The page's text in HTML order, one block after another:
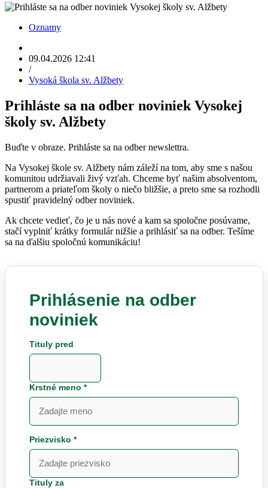
Oznamy
09.04.2026 12:41
/
Vysoká škola sv. Alžbety
Prihláste sa na odber noviniek Vysokej
školy sv. Alžbety
Buďte v obraze. Prihláste sa na odber newslettra.
Na Vysokej škole sv. Alžbety nám záleží na tom, aby sme s našou
komunitou udržiavali živý vzťah. Chceme byť našim absolventom,
partnerom a priateľom školy o niečo bližšie, a preto sme sa rozhodli
spustiť pravidelný odber noviniek.
Ak chcete vedieť, čo je u nás nové a kam sa spoločne posúvame,
stačí vyplniť krátky formulár nižšie a prihlásiť sa na odber. Tešíme
sa na ďalšiu spoločnú komunikáciu!
Prihlásenie na odber
noviniek
Tituly pred
Krstné meno *
Priezvisko *
Tituly za